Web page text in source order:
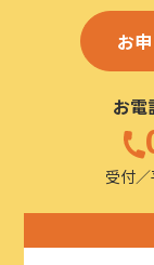
お
お電
受付